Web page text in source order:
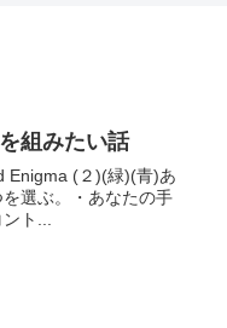
組みたい話
緑)(青)あ
選ぶ。・あなたの手
ト...